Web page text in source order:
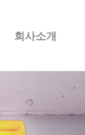
회사소개